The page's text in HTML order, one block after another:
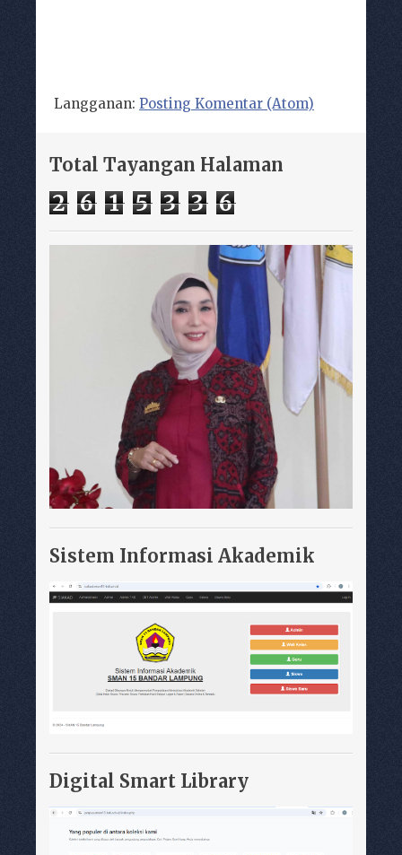
Langganan: Posting Komentar (Atom)
Total Tayangan Halaman
2 6 1 5 3 3 6
Sistem Informasi Akademik
Digital Smart Library